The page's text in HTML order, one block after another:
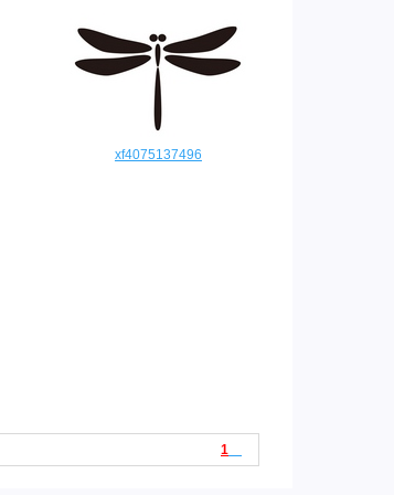
xf4075137496
1